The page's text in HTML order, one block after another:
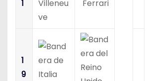
1
Villeneu
ve
Ferrari
1
9